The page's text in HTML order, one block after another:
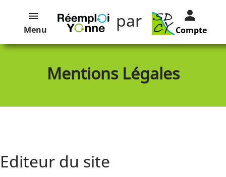
Menu par Compte
Mentions Légales
Editeur du site